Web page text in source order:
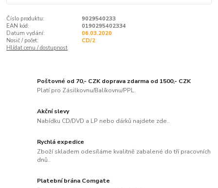
Číslo produktu:
9029540233
EAN kód:
0190295402334
Datum vydání:
06.03.2020
Nosič / počet:
CD/2
Hlídat cenu / dostupnost
Poštovné od 70,- CZK doprava zdarma od 1500,- CZK
Platí pro Zásilkovnu/Balíkovnu/PPL.
Akční slevy
Nabídku CD/DVD a LP nebo dárků najdete zde..
Rychlá expedice
Zboží skladem odesíláme kvalitně zabalené do tří pracovních
dnů..
Platební brána Comgate